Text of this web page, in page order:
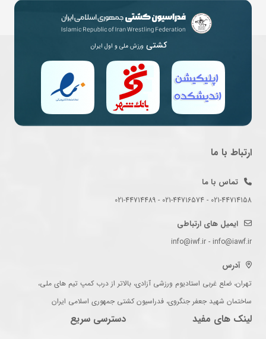
کشتی ورزش ملی و اول ایران
ارتباط با ما
تماس با ما
021-44714158 - 021-44716574 - 021-44714489
ایمیل های ارتباطی
info@iwf.ir - info@iawf.ir
آدرس
تهران، ضلع غربی استادیوم ورزشی آزادی، بالاتر از درب کمپ تیم های ملی،
ساختمان شهید جعفر جنگروی، فدراسیون کشتی جمهوری اسلامی ایران
لینک های مفید دسترسی سریع